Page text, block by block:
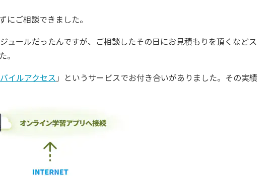
にご相談できました。
ュールだったんですが、ご相談したその日にお見積もりを頂くなどス
。
イルアクセス 」というサービスでお付き合いがありました。その実績